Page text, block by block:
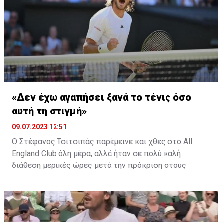
«Δεν έχω αγαπήσει ξανά το τένις όσο
αυτή τη στιγμή»
09.07.2023 12:51
Ο Στέφανος Τσιτσιπάς παρέμεινε και χθες στο All
England Club όλη μέρα, αλλά ήταν σε πολύ καλή
διάθεση μερικές ώρες μετά την πρόκριση στους
Δευτέρας (10/7) κόντρα στον Κρις Γιούμπανκς θα μπει
στο court για έβδομη σερί μέρα! «Ισχύει! Τι να πω...